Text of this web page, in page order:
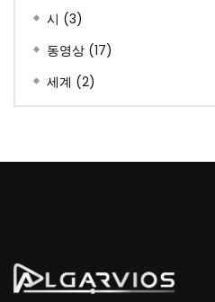
시 (3)
동영상 (17)
세계 (2)